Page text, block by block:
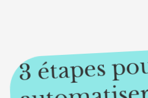
3 étapes